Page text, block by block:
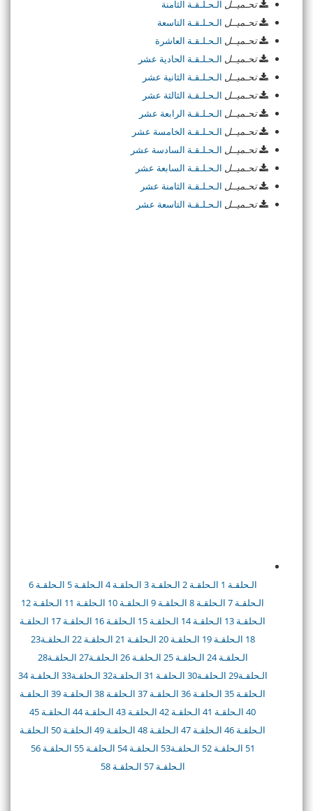
تحـميــل الـحـلـقـة الثامنة
تحـميــل الـحـلـقـة التاسعة
تحـميــل الـحـلـقـة العاشرة
تحـميــل الـحـلـقـة الحادية عشر
تحـميــل الـحـلـقـة الثانية عشر
تحـميــل الـحـلـقـة الثالثة عشر
تحـميــل الـحـلـقـة الرابعة عشر
تحـميــل الـحـلـقـة الخامسة عشر
تحـميــل الـحـلـقـة السادسة عشر
تحـميــل الـحـلـقـة السابعة عشر
تحـميــل الـحـلـقـة الثامنة عشر
تحـميــل الـحـلـقـة التاسعة عشر
الـحلقـة 1 الـحلقـة 2 الـحلقـة 3 الـحلقـة 4 الـحلقـة 5 الـحلقـة 6
الـحلقـة 7
الـحلقـة 8 الـحلقـة 9 الـحلقـة 10 الـحلقـة 11
الـحلقـة 12
الـحلقـة 13
الـحلقـة 14 الـحلقـة 15 الـحلقـة 16 الـحلقـة 17
الـحلقـة
18 الـحلقـة 19 الـحلقـة 20 الـحلقـة 21 الـحلقـة 22
الـحلقـة23
الـحلقـة 24
الـحلقـة 25 الـحلقـة 26 الـحلقـة27
الـحلقـة28
الـحلقـة29
الـحلقـة30 الـحلقـة 31 الـحلقـة32 الـحلقـة33
الـحلقـة 34
الـحلقـة 35
الـحلقـة 36 الـحلقـة 37 الـحلقـة 38 الـحلقـة 39
الـحلقـة
40 الـحلقـة 41 الـحلقـة 42 الـحلقـة 43 الـحلقـة 44
الـحلقـة 45
الـحلقـة 46
الـحلقـة 47 الـحلقـة 48 الـحلقـة 49 الـحلقـة 50
الـحلقـة
51 الـحلقـة 52 الـحلقـة53 الـحلقـة 54 الـحلقـة 55
الـحلقـة 56
الـحلقـة 57
الـحلقـة 58